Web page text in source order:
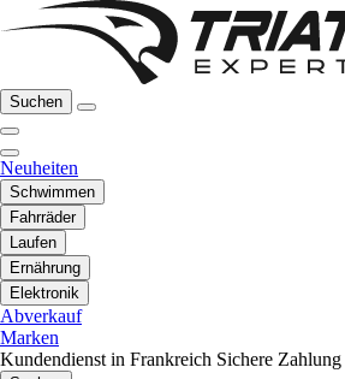
Suchen
Neuheiten
Schwimmen
Fahrräder
Laufen
Ernährung
Elektronik
Abverkauf
Marken
Kundendienst in Frankreich Sichere Zahlung